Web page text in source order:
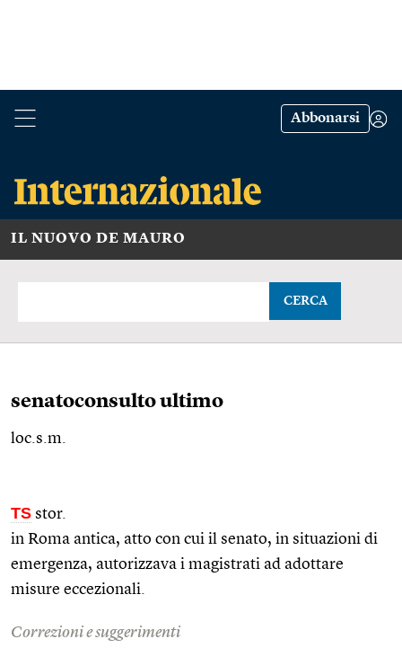
Abbonarsi
IL NUOVO DE MAURO
CERCA
senatoconsulto ultimo
loc.s.m.
TS stor.
in Roma antica, atto con cui il senato, in situazioni di
emergenza, autorizzava i magistrati ad adottare
misure eccezionali.
Correzioni e suggerimenti